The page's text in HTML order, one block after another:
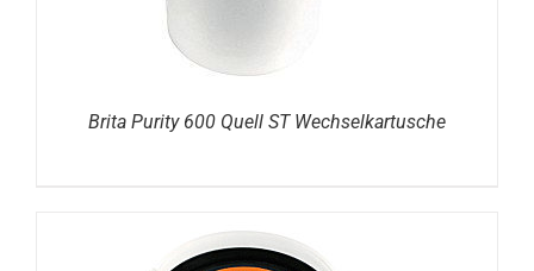
Brita Purity 600 Quell ST Wechselkartusche